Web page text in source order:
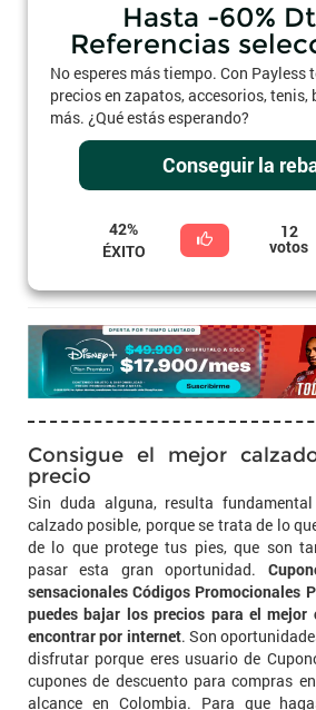
Hasta -60%
Referencias
No esperes más tiempo. Con Payless
precios en zapatos, accesorios, tenis,
más. ¿Qué estás esperando?
Conseguir la
42%
ÉXITO
12
votos
Consigue el mejor
precio
Sin duda alguna, resulta
calzado posible, porque se trata de lo
de lo que protege tus pies, que son
pasar esta gran oportunidad.
sensacionales Códigos Promocionales
puedes bajar los precios para el mejor
encontrar por internet. Son
disfrutar porque eres usuario de
cupones de descuento para compras
alcance en Colombia. Para que